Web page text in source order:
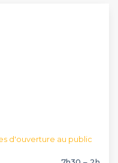
d'ouverture au public